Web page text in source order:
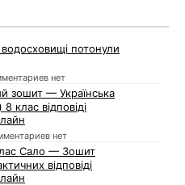
потонули
нет
зошит — Українська
клас відповіді
нет
Сало — Зошит
відповіді